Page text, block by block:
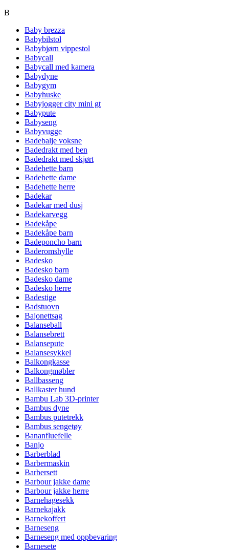
B
Baby brezza
Babybilstol
Babybjørn vippestol
Babycall
Babycall med kamera
Babydyne
Babygym
Babyhuske
Babyjogger city mini gt
Babypute
Babyseng
Babyvugge
Badebalje voksne
Badedrakt med ben
Badedrakt med skjørt
Badehette barn
Badehette dame
Badehette herre
Badekar
Badekar med dusj
Badekarvegg
Badekåpe
Badekåpe barn
Badeponcho barn
Baderomshylle
Badesko
Badesko barn
Badesko dame
Badesko herre
Badestige
Badstuovn
Bajonettsag
Balanseball
Balansebrett
Balansepute
Balansesykkel
Balkongkasse
Balkongmøbler
Ballbasseng
Ballkaster hund
Bambu Lab 3D-printer
Bambus dyne
Bambus putetrekk
Bambus sengetøy
Bananfluefelle
Banjo
Barberblad
Barbermaskin
Barbersett
Barbour jakke dame
Barbour jakke herre
Barnehagesekk
Barnekajakk
Barnekoffert
Barneseng
Barneseng med oppbevaring
Barnesete